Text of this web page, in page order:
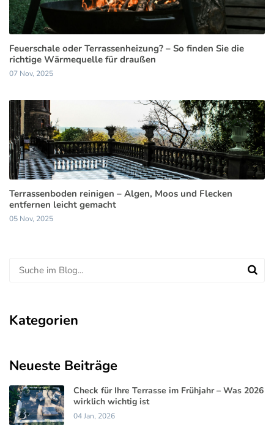
Feuerschale oder Terrassenheizung? – So finden Sie die
richtige Wärmequelle für draußen
07 Nov, 2025
Terrassenboden reinigen – Algen, Moos und Flecken
entfernen leicht gemacht
05 Nov, 2025
Kategorien
Neueste Beiträge
Check für Ihre Terrasse im Frühjahr – Was 2026
wirklich wichtig ist
04 Jan, 2026